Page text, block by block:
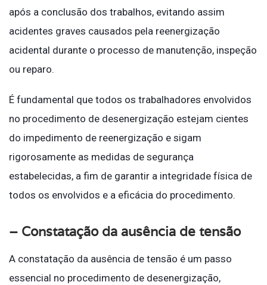
após a conclusão dos trabalhos, evitando assim
acidentes graves causados pela reenergização
acidental durante o processo de manutenção, inspeção
ou reparo.
É fundamental que todos os trabalhadores envolvidos
no procedimento de desenergização estejam cientes
do impedimento de reenergização e sigam
rigorosamente as medidas de segurança
estabelecidas, a fim de garantir a integridade física de
todos os envolvidos e a eficácia do procedimento.
– Constatação da ausência de tensão
A constatação da ausência de tensão é um passo
essencial no procedimento de desenergização,